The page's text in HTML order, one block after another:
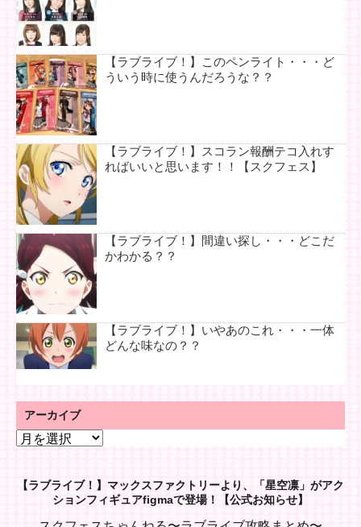
【ラブライブ！】このペンライト・・・ど
ういう時に使うんだろうな？？
【ラブライブ！】スコラン報酬テコ入れす
ればいいと思います！！【スクフェス】
【ラブライブ！】間違い探し・・・どこだ
かわかる？？
【ラブライブ！】いやあのこれ・・・一体
どんな味なの？？
アーカイブ
ア
イ【ラブライブ！】マックスファクトリーより、「星空凛」がアク
ションフィギュアfigmaで登場！【公式お知らせ】